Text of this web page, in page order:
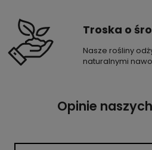
Troska o
Nasze rośliny
naturalnymi
Opinie